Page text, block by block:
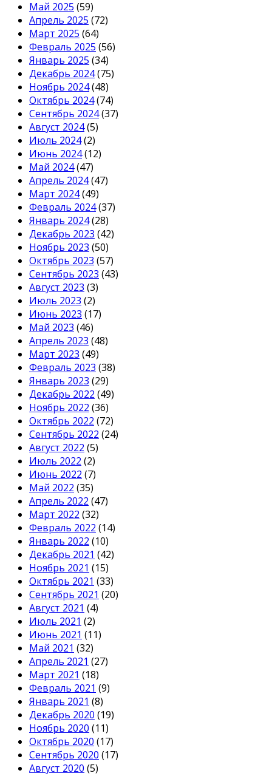
Май 2025 (59)
Апрель 2025 (72)
Март 2025 (64)
Февраль 2025 (56)
Январь 2025 (34)
Декабрь 2024(75)
Ноябрь 2024(48)
Октябрь 2024(74)
Сентябрь 2024(37)
Август 2024(5)
Июль 2024(2)
Июнь 2024(12)
Май 2024(47)
Апрель 2024(47)
Март 2024(49)
Февраль 2024(37)
Январь 2024(28)
Декабрь 2023 (42)
Ноябрь 2023 (50)
Октябрь 2023 (57)
Сентябрь 2023 (43)
Август 2023 (3)
Июль 2023 (2)
Июнь 2023 (17)
Май 2023 (46)
Апрель 2023 (48)
Март 2023 (49)
Февраль 2023 (38)
Январь 2023 (29)
Декабрь 2022 (49)
Ноябрь 2022 (36)
Октябрь 2022 (72)
Сентябрь 2022 (24)
Август 2022 (5)
Июль 2022 (2)
Июнь 2022 (7)
Май 2022 (35)
Апрель 2022 (47)
Март 2022 (32)
Февраль 2022 (14)
Январь 2022 (10)
Декабрь 2021 (42)
Ноябрь 2021 (15)
Октябрь 2021 (33)
Сентябрь 2021 (20)
Август 2021 (4)
Июль 2021 (2)
Июнь 2021 (11)
Май 2021 (32)
Апрель 2021 (27)
Март 2021 (18)
Февраль 2021 (9)
Январь 2021 (8)
Декабрь 2020 (19)
Ноябрь 2020 (11)
Октябрь 2020 (17)
Сентябрь 2020 (17)
Август 2020 (5)